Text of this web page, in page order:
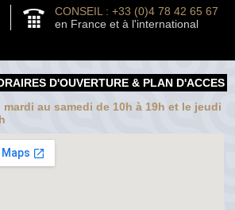
CONSEIL : +33 (0)4 78 42 65 67
en France et à l'international
D'OUVERTURE & PLAN D'ACCES
mardi au samedi de 10h à 19h et le jeudi